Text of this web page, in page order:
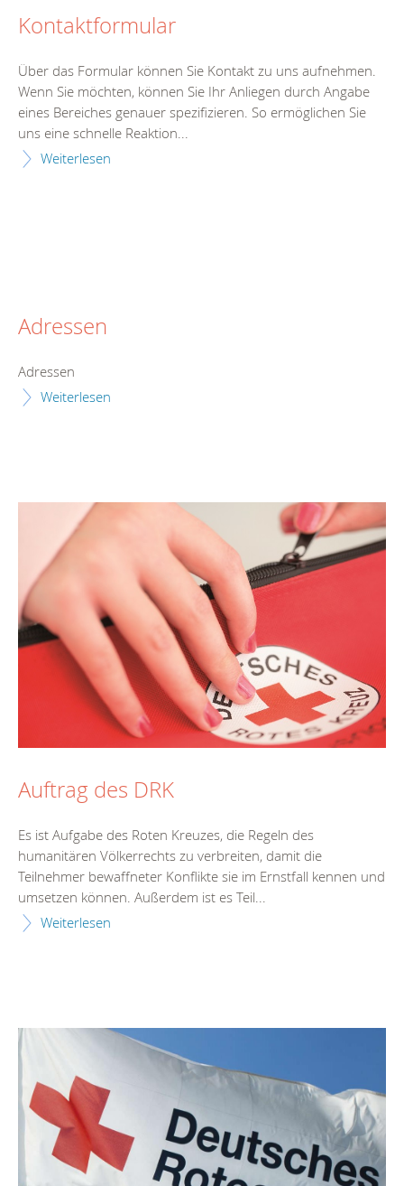
Kontaktformular
Über das Formular können Sie Kontakt zu uns aufnehmen.
Wenn Sie möchten, können Sie Ihr Anliegen durch Angabe
eines Bereiches genauer spezifizieren. So ermöglichen Sie
uns eine schnelle Reaktion...
Weiterlesen
Adressen
Adressen
Weiterlesen
Auftrag des DRK
Es ist Aufgabe des Roten Kreuzes, die Regeln des
humanitären Völkerrechts zu verbreiten, damit die
Teilnehmer bewaffneter Konflikte sie im Ernstfall kennen und
umsetzen können. Außerdem ist es Teil...
Weiterlesen